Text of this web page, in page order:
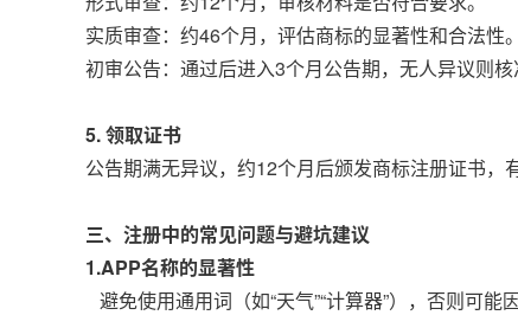
实质审查：约46个月，评估商标的显著性和合法性。
初审公告：通过后进入3个月公告期，无人异议则核
5. 领取证书
公告期满无异议，约12个月后颁发商标注册证书，
三、注册中的常见问题与避坑建议
1.APP名称的显著性
避免使用通用词（如“天气”“计算器”），否则可